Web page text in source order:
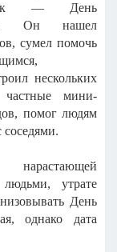
— День
Он нашел
сумел помочь
нескольких
частные мини-
помог людям
соседями.
утрате
День
однако дата